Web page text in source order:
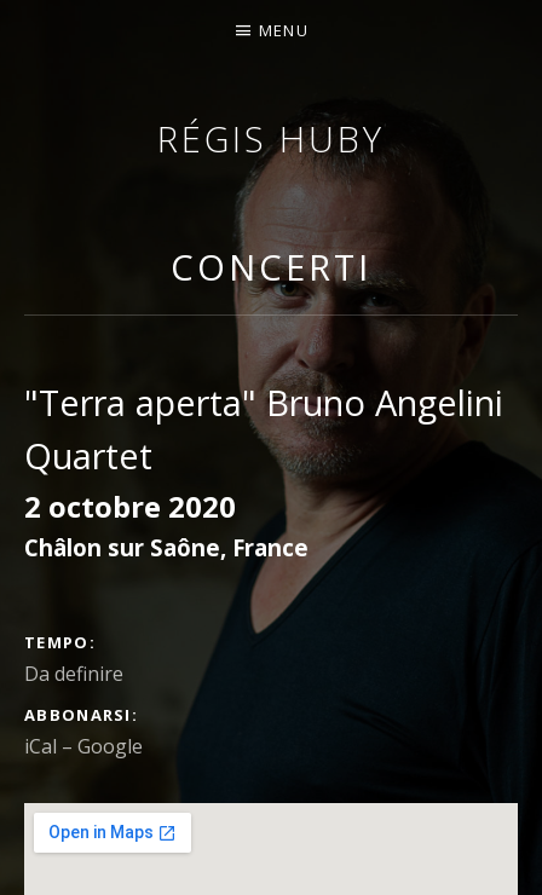
RÉGIS HUBY
VIOLINISTA - IMPROVVISATORE - COMPOSITORE
MENU
CONCERTI
"Terra aperta" Bruno Angelini
Quartet
2 octobre 2020
Châlon sur Saône, France
DETTAGLI DEL CONCERTO
TEMPO
Da definire
ABBONARSI
iCal Google